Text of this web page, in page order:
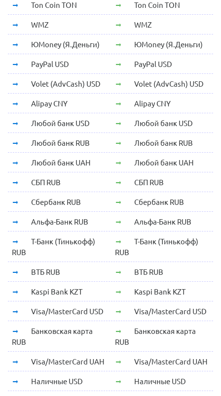
Ton Coin TON Ton Coin TON
WMZ WMZ
ЮMoney (Я.Деньги) ЮMoney (Я.Деньги)
PayPal USD PayPal USD
Volet (AdvCash) USD Volet (AdvCash) USD
Alipay CNY Alipay CNY
Любой банк USD Любой банк USD
Любой банк RUB Любой банк RUB
Любой банк UAH Любой банк UAH
СБП RUB СБП RUB
Сбербанк RUB Сбербанк RUB
Альфа-Банк RUB Альфа-Банк RUB
Т-Банк (Тинькофф)
RUB
Т-Банк (Тинькофф)
RUB
ВТБ RUB ВТБ RUB
Kaspi Bank KZT Kaspi Bank KZT
Visa/MasterCard USD Visa/MasterCard USD
Банковская карта
RUB
Банковская карта
RUB
Visa/MasterCard UAH Visa/MasterCard UAH
Наличные USD Наличные USD